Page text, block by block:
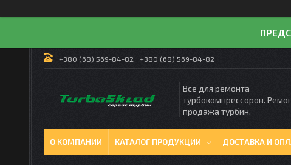
+380 (68) 569-84-82 +380 (68) 569-84-82
Всё для ремонта
турбокомпрессоров.
продажа турбин.
О КОМПАНИИ КАТАЛОГ ПРОДУКЦИИ ДОСТАВКА И